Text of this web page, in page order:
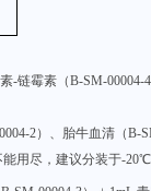
-链霉素（B-SM-00004-4
2）、胎牛血清（B-
尽，建议分装于-20℃